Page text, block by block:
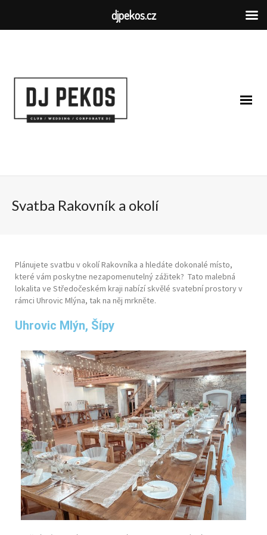
Svatba Rakovník a okolí
Plánujete svatbu v okolí Rakovníka a hledáte dokonalé místo,
které vám poskytne nezapomenutelný zážitek? Tato malebná
lokalita ve Středočeském kraji nabízí skvělé svatební prostory v
rámci Uhrovic Mlýna, tak na něj mrkněte.
Uhrovic Mlýn, Šípy
djpekos.cz